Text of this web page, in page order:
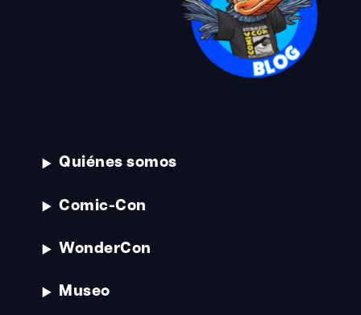
Quiénes somos
Comic-Con
WonderCon
Museo